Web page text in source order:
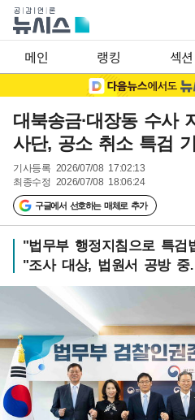
메인 랭킹 섹션
대북송금·대장동 수사
사단, 공소 취소 특검
기사등록 2026/07/08 17:02:13
최종수정 2026/07/08 18:06:24
구글에서 선호하는 매체로 추가
"법무부 행정지침으로 특검
"조사 대상, 법원서 공방